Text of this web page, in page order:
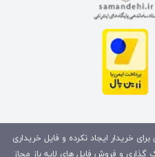
خریدار ایجاد نکرده و فایل خریداری
و فروش فایل های لایه باز مجاز